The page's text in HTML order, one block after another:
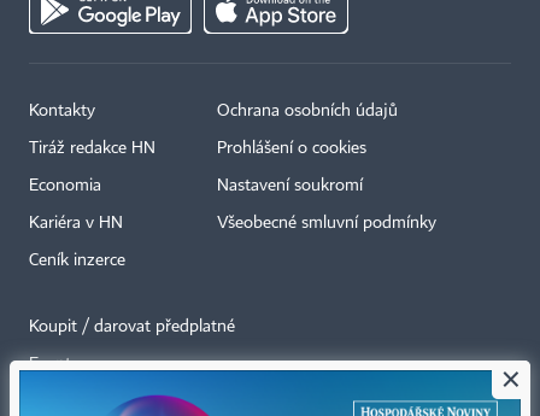
Kontakty
Tiráž redakce HN
Economia
Kariéra v HN
Ceník inzerce
Ochrana osobních údajů
Prohlášení o cookies
Nastavení soukromí
Všeobecné smluvní podmínky
Koupit / darovat předplatné
Eventy ×